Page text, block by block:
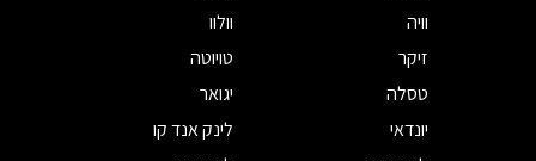
וויה
וולוו
זיקר
טויוטה
טסלה
יגואר
יונדאי
לינק אנד קו